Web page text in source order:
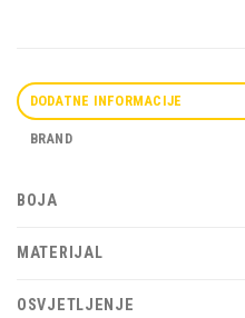
DODATNE INFORMACIJE
BRAND
BOJA
MATERIJAL
OSVJETLJENJE